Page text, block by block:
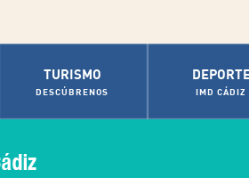
TURISMO
DESCÚBRENOS IMD CÁDIZ